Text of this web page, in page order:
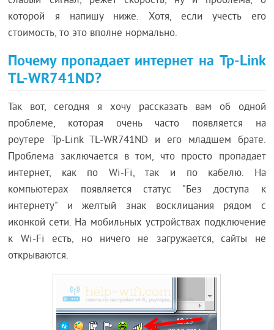
которой я напишу ниже. Хотя, если учесть его
стоимость, то это вполне нормально.
Почему пропадает интернет на Tp-Link
TL-WR741ND?
Так вот, сегодня я хочу рассказать вам об одной
проблеме, которая очень часто появляется на
роутере Tp-Link TL-WR741ND и его младшем брате.
Проблема заключается в том, что просто пропадает
интернет, как по Wi-Fi, так и по кабелю. На
компьютерах появляется статус "Без доступа к
интернету" и желтый знак восклицания рядом с
иконкой сети. На мобильных устройствах подключение
к Wi-Fi есть, но ничего не загружается, сайты не
открываются.